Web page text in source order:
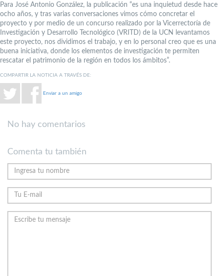
Para José Antonio González, la publicación “es una inquietud desde hace
ocho años, y tras varias conversaciones vimos cómo concretar el
proyecto y por medio de un concurso realizado por la Vicerrectoría de
Investigación y Desarrollo Tecnológico (VRITD) de la UCN levantamos
este proyecto, nos dividimos el trabajo, y en lo personal creo que es una
buena iniciativa, donde los elementos de investigación te permiten
rescatar el patrimonio de la región en todos los ámbitos”.
COMPARTIR LA NOTICIA A TRAVÉS DE:
Enviar a un amigo
No hay comentarios
Comenta tu también